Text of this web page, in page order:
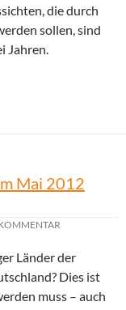
die durch
sollen, sind
Jahren.
Deutschland
Mai 2012
Länder der
Dies ist
muss – auch